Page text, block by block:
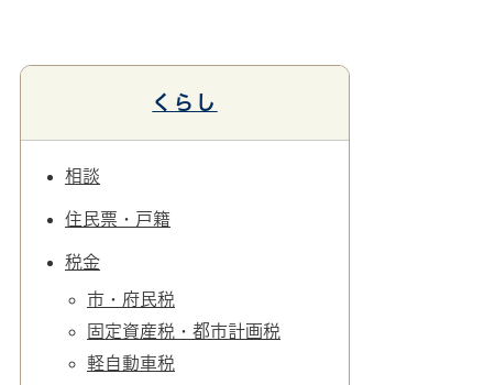
くらし
相談
住民票・戸籍
税金
市・府民税
固定資産税・都市計画税
軽自動車税